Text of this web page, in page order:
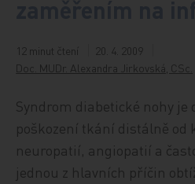
12 minut čtení
20. 4. 2009
Doc. MUDr. Alexandra Jirkovská, CSc.
Syndrom diabetické nohy je
poškození tkání distálně od
neuropatií, angiopatií a
jednou z hlavních příčin